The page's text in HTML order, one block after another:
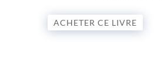
ACHETER CE LIVRE